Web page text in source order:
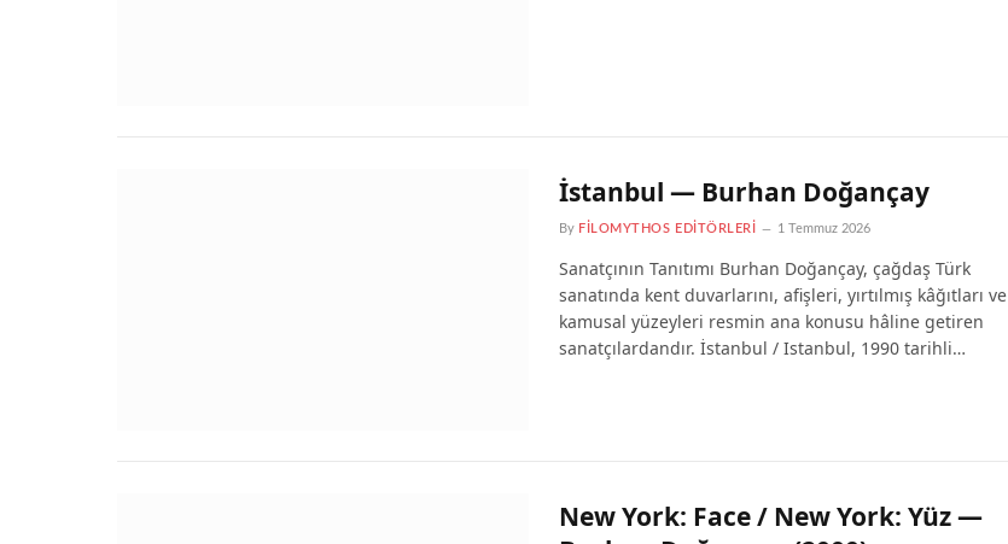
İstanbul — Burhan Doğançay
By FILOMYTHOS EDITÖRLERI 1 Temmuz 2026
Sanatçının Tanıtımı Burhan Doğançay, çağdaş Türk
sanatında kent duvarlarını, afişleri, yırtılmış kâğıtları ve
kamusal yüzeyleri resmin ana konusu hâline getiren
sanatçılardandır. İstanbul / Istanbul, 1990 tarihli…
New York: Face / New York: Yüz —